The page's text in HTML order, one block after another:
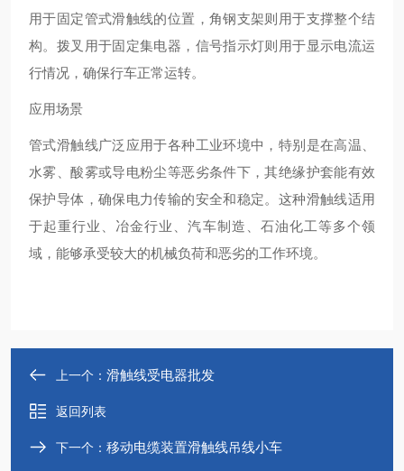
用于固定管式滑触线的位置，角钢支架则用于支撑整个结
构。拨叉用于固定集电器，信号指示灯则用于显示电流运
行情况，确保行车正常运转‌。
应用场景
管式滑触线广泛应用于各种工业环境中，特别是在高温、
水雾、酸雾或导电粉尘等恶劣条件下，其绝缘护套能有效
保护导体，确保电力传输的安全和稳定。这种滑触线适用
于起重行业、冶金行业、汽车制造、石油化工等多个领
域，能够承受较大的机械负荷和恶劣的工作环境‌。
上一个： 滑触线受电器批发
返回列表
下一个： 移动电缆装置滑触线吊线小车